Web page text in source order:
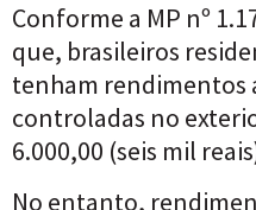
Conforme a MP nº
que, brasileiros
tenham rendimentos
controladas no
6.000,00 (seis mil
No entanto,